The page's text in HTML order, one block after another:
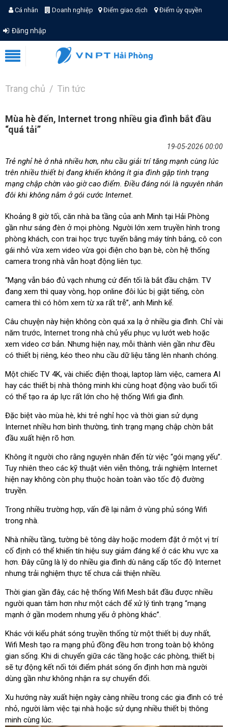
Cá nhân Doanh nghiệp Điểm giao dịch Điểm ủy quyền
Đăng nhập
Trang chủ Tin tức
Mùa hè đến, Internet trong nhiều gia đình bắt đầu
“quá tải”
19-05-2026 00:00
Trẻ nghỉ hè ở nhà nhiều hơn, nhu cầu giải trí tăng mạnh cùng lúc
trên nhiều thiết bị đang khiến không ít gia đình gặp tình trạng
mạng chập chờn vào giờ cao điểm. Điều đáng nói là nguyên nhân
đôi khi không nằm ở gói cước Internet.
Khoảng 8 giờ tối, căn nhà ba tầng của anh Minh tại Hải Phòng
gần như sáng đèn ở mọi phòng. Người lớn xem truyền hình trong
phòng khách, con trai học trực tuyến bằng máy tính bảng, cô con
gái nhỏ vừa xem video vừa gọi điện cho bạn bè, còn hệ thống
camera trong nhà vẫn hoạt động liên tục.
“Mạng vẫn báo đủ vạch nhưng cứ đến tối là bắt đầu chậm. TV
đang xem thì quay vòng, họp online đôi lúc bị giật tiếng, còn
camera thì có hôm xem từ xa rất trễ”, anh Minh kể.
Câu chuyện này hiện không còn quá xa lạ ở nhiều gia đình. Chỉ vài
năm trước, Internet trong nhà chủ yếu phục vụ lướt web hoặc
xem video cơ bản. Nhưng hiện nay, mỗi thành viên gần như đều
có thiết bị riêng, kéo theo nhu cầu dữ liệu tăng lên nhanh chóng.
Một chiếc TV 4K, vài chiếc điện thoại, laptop làm việc, camera AI
hay các thiết bị nhà thông minh khi cùng hoạt động vào buổi tối
có thể tạo ra áp lực rất lớn cho hệ thống Wifi gia đình.
Đặc biệt vào mùa hè, khi trẻ nghỉ học và thời gian sử dụng
Internet nhiều hơn bình thường, tình trạng mạng chập chờn bắt
đầu xuất hiện rõ hơn.
Không ít người cho rằng nguyên nhân đến từ việc “gói mạng yếu”.
Tuy nhiên theo các kỹ thuật viên viễn thông, trải nghiệm Internet
hiện nay không còn phụ thuộc hoàn toàn vào tốc độ đường
truyền.
Trong nhiều trường hợp, vấn đề lại nằm ở vùng phủ sóng Wifi
trong nhà.
Nhà nhiều tầng, tường bê tông dày hoặc modem đặt ở một vị trí
cố định có thể khiến tín hiệu suy giảm đáng kể ở các khu vực xa
hơn. Đây cũng là lý do nhiều gia đình dù nâng cấp tốc độ Internet
nhưng trải nghiệm thực tế chưa cải thiện nhiều.
Thời gian gần đây, các hệ thống Wifi Mesh bắt đầu được nhiều
người quan tâm hơn như một cách để xử lý tình trạng “mạng
mạnh ở gần modem nhưng yếu ở phòng khác”.
Khác với kiểu phát sóng truyền thống từ một thiết bị duy nhất,
Wifi Mesh tạo ra mạng phủ đồng đều hơn trong toàn bộ không
gian sống. Khi di chuyển giữa các tầng hoặc các phòng, thiết bị
sẽ tự động kết nối tới điểm phát sóng ổn định hơn mà người
dùng gần như không nhận ra sự chuyển đổi.
Xu hướng này xuất hiện ngày càng nhiều trong các gia đình có trẻ
nhỏ, người làm việc tại nhà hoặc sử dụng nhiều thiết bị thông
minh cùng lúc.